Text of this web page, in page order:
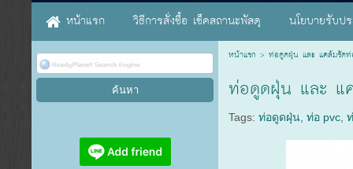
หน้าแรก วิธีการสั่งซื้อ เช็คสถานะพัสดุ นโยบายรับป
หน้าแรก > ท่อดูดฝุ่น และ แคล้มรัดท่
ท่อดูดฝุ่น และ แ
Tags:ท่อดูดฝุ่น ,ท่อ pvc ,